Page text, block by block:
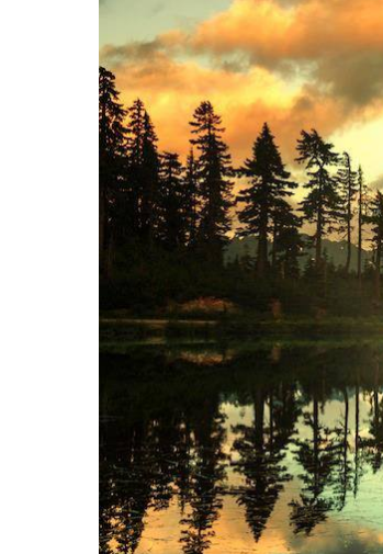
Hit enter to search or ESC to close